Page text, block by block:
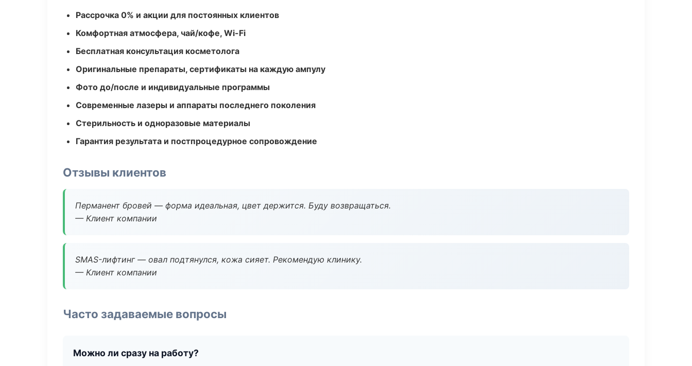
Рассрочка 0% и акции для постоянных клиентов
Комфортная атмосфера, чай/кофе, Wi-Fi
Бесплатная консультация косметолога
Оригинальные препараты, сертификаты на каждую ампулу
Фото до/после и индивидуальные программы
Современные лазеры и аппараты последнего поколения
Стерильность и одноразовые материалы
Гарантия результата и постпроцедурное сопровождение
Отзывы клиентов
Перманент бровей — форма идеальная, цвет держится. Буду возвращаться.
— Клиент компании
SMAS-лифтинг — овал подтянулся, кожа сияет. Рекомендую клинику.
— Клиент компании
Часто задаваемые вопросы
Можно ли сразу на работу?